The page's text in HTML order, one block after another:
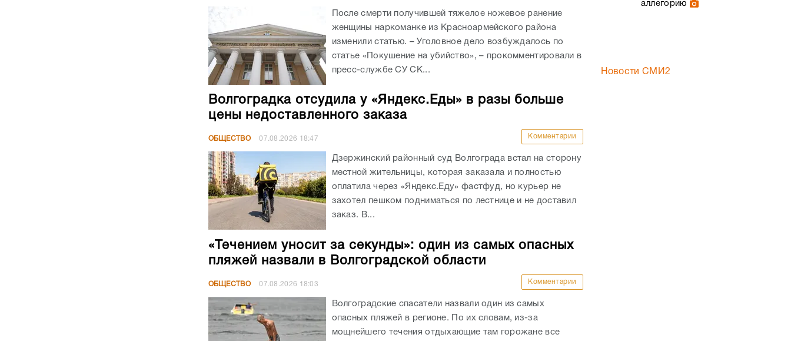
После смерти получившей тяжелое ножевое ранение
женщины наркоманке из Красноармейского района
изменили статью. – Уголовное дело возбуждалось по
статье «Покушение на убийство», – прокомментировали в
пресс-службе СУ СК...
Волгоградка отсудила у «Яндекс.Еды» в разы больше
цены недоставленного заказа
ОБЩЕСТВО 07.08.2026 18:47 Комментарии
Дзержинский районный суд Волгограда встал на сторону
местной жительницы, которая заказала и полностью
оплатила через «Яндекс.Еду» фастфуд, но курьер не
захотел пешком подниматься по лестнице и не доставил
заказ. В...
«Течением уносит за секунды»: один из самых опасных
пляжей назвали в Волгоградской области
ОБЩЕСТВО 07.08.2026 18:03 Комментарии
Волгоградские спасатели назвали один из самых
опасных пляжей в регионе. По их словам, из-за
мощнейшего течения отдыхающие там горожане все
аллегорию
Новости СМИ2